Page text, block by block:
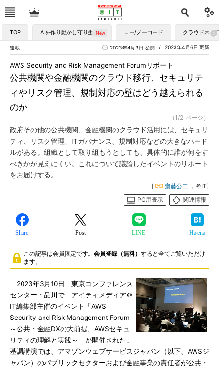
TOP AIを作り動かし守り生かす ロー/ノーコード クラウドネイ
連載 2023年4月6日 更新
2023年4月3日 公開
公共機関や金融機関のクラウド移行、セキュリテ
ィやリスク管理、規制対応の壁はどう越えられる
のか
AWS Security and Risk Management Forumリポート
（1/2 ページ）
政府その他の公共機関、金融機関のクラウド活用には、セキュリ
ティ、リスク管理、ITガバナンス、規制対応などの大きなハード
ルがある。組織として取り組もうとしても、具体的に誰が何をす
べきかが見えにくい。これについて議論したイベントのリポート
をお届けする。
[ 齋藤公二 ，＠IT]
PC用表示
関連情報
Share Post LINE Hatena
この記事は会員限定です。 会員登録（無料） すると全てご覧いただけ
ます。
2023年3月10日、東京コンファレンス
センター・品川で、アイティメディア＠
IT編集部主催のイベント「AWS
Security and Risk Management Forum
～公共・金融DXの大前提、AWSセキュ
リティの理解と実践～」が開催された。
基調講演では、アマゾンウェブサービスジャパン（以下、AWSジ
ャパン）のパブリックセクターおよび金融事業の責任者が公共・